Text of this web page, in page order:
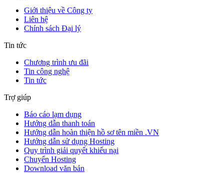
Giới thiệu về Công ty
Liên hệ
Chính sách Đại lý
Tin tức
Chương trình ưu đãi
Tin công nghệ
Tin tức
Trợ giúp
Báo cáo lạm dụng
Hướng dẫn thanh toán
Hướng dẫn hoàn thiện hồ sơ tên miền .VN
Hướng dẫn sử dụng Hosting
Quy trình giải quyết khiếu nại
Chuyển Hosting
Download văn bản